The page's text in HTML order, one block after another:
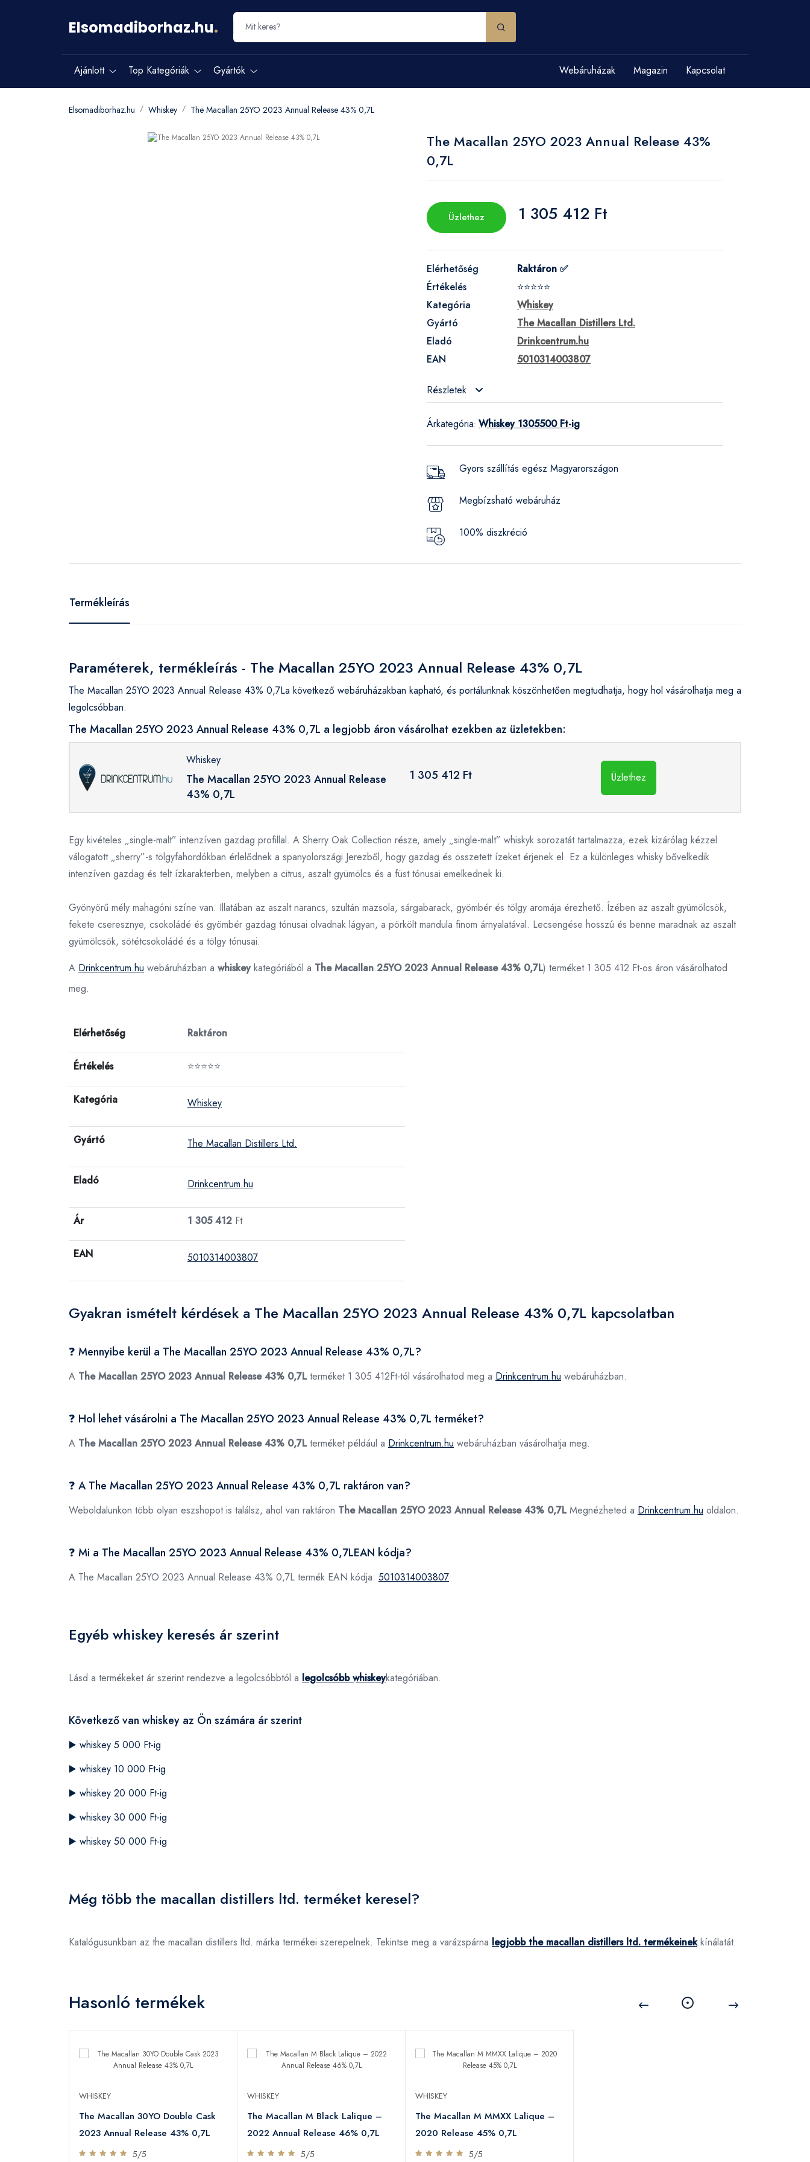
Elsomadiborhaz.hu.
Ajánlott Top Kategóriák Gyártók Webáruházak Magazin Kapcsolat
Elsomadiborhaz.hu Whiskey The Macallan 25YO 2023 Annual Release 43% 0,7L
The Macallan 25YO 2023 Annual Release 43%
0,7L
Üzlethez 1 305 412 Ft
Elérhetőség
Raktáron ✅
Értékelés
⭐⭐⭐⭐⭐
Kategória
Whiskey
Gyártó
The Macallan Distillers Ltd.
Eladó
Drinkcentrum.hu
EAN
5010314003807
Részletek
Árkategória: Whiskey 1305500 Ft-ig
Gyors szállítás egész Magyarországon
Megbízsható webáruház
100% diszkréció
Termékleírás
Paraméterek, termékleírás - The Macallan 25YO 2023 Annual Release 43% 0,7L
The Macallan 25YO 2023 Annual Release 43% 0,7La következő webáruházakban kapható, és portálunknak köszönhetően megtudhatja, hogy hol vásárolhatja meg a
legolcsóbban.
The Macallan 25YO 2023 Annual Release 43% 0,7L a legjobb áron vásárolhat ezekben az üzletekben:
Whiskey
The Macallan 25YO 2023 Annual Release
43% 0,7L
1 305 412 Ft Üzlethez
Egy kivételes „single-malt” intenzíven gazdag profillal. A Sherry Oak Collection része, amely „single-malt” whiskyk sorozatát tartalmazza, ezek kizárólag kézzel
válogatott „sherry”-s tölgyfahordókban érlelődnek a spanyolországi Jerezből, hogy gazdag és összetett ízeket érjenek el. Ez a különleges whisky bővelkedik
intenzíven gazdag és telt ízkarakterben, melyben a citrus, aszalt gyümölcs és a füst tónusai emelkednek ki.
Gyönyörű mély mahagóni színe van. Illatában az aszalt narancs, szultán mazsola, sárgabarack, gyömbér és tölgy aromája érezhető. Ízében az aszalt gyümölcsök,
fekete cseresznye, csokoládé és gyömbér gazdag tónusai olvadnak lágyan, a pörkölt mandula finom árnyalatával. Lecsengése hosszú és benne maradnak az aszalt
gyümölcsök, sötétcsokoládé és a tölgy tónusai.
A Drinkcentrum.hu webáruházban a whiskeykategóriából a The Macallan 25YO 2023 Annual Release 43% 0,7L) terméket 1 305 412 Ft-os áron vásárolhatod
meg.
Elérhetőség Raktáron
Értékelés ⭐⭐⭐⭐⭐
Kategória Whiskey
Gyártó The Macallan Distillers Ltd.
Eladó Drinkcentrum.hu
Ár 1 305 412 Ft
EAN 5010314003807
Gyakran ismételt kérdések a The Macallan 25YO 2023 Annual Release 43% 0,7L kapcsolatban
❓ Mennyibe kerül a The Macallan 25YO 2023 Annual Release 43% 0,7L?
A The Macallan 25YO 2023 Annual Release 43% 0,7Lterméket 1 305 412Ft-tól vásárolhatod meg a Drinkcentrum.hu webáruházban.
❓ Hol lehet vásárolni a The Macallan 25YO 2023 Annual Release 43% 0,7L terméket?
A The Macallan 25YO 2023 Annual Release 43% 0,7Lterméket például a Drinkcentrum.hu webáruházban vásárolhatja meg.
❓ A The Macallan 25YO 2023 Annual Release 43% 0,7L raktáron van?
Weboldalunkon több olyan eszshopot is találsz, ahol van raktáron The Macallan 25YO 2023 Annual Release 43% 0,7LMegnézheted a Drinkcentrum.hu oldalon.
❓ Mi a The Macallan 25YO 2023 Annual Release 43% 0,7LEAN kódja?
A The Macallan 25YO 2023 Annual Release 43% 0,7L termék EAN kódja: 5010314003807
Egyéb whiskey keresés ár szerint
Lásd a termékeket ár szerint rendezve a legolcsóbbtól a legolcsóbb whiskeykategóriában.
Következő van whiskey az Ön számára ár szerint
▶️ whiskey 5 000 Ft-ig
▶️ whiskey 10 000 Ft-ig
▶️ whiskey 20 000 Ft-ig
▶️ whiskey 30 000 Ft-ig
▶️ whiskey 50 000 Ft-ig
Még több the macallan distillers ltd. terméket keresel?
Katalógusunkban az the macallan distillers ltd. márka termékei szerepelnek. Tekintse meg a varázspárna legjobb the macallan distillers ltd. termékeinekkínálatát.
Hasonló termékek
WHISKEY
The Macallan 30YO Double Cask
2023 Annual Release 43% 0,7L
5/5
WHISKEY
The Macallan M Black Lalique –
2022 Annual Release 46% 0,7L
5/5
WHISKEY
The Macallan M MMXX Lalique –
2020 Release 45% 0,7L
5/5